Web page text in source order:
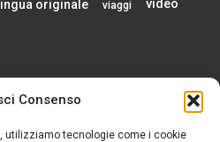
Consenso
utilizziamo tecnologie come i cookie
originale viaggi video